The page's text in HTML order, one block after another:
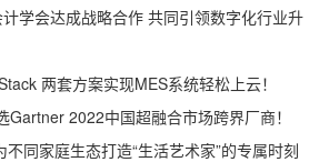
学会达成战略合作 共同引领数字化行业升
两套方案实现MES系统轻松上云！
Gartner 2022中国超融合市场跨界厂商！
同家庭生态打造“生活艺术家”的专属时刻